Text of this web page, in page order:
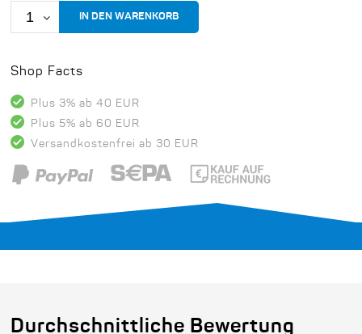
Shop Facts
Plus 3% ab 40 EUR
Plus 5% ab 60 EUR
Versandkostenfrei ab 30 EUR
Durchschnittliche Bewertung